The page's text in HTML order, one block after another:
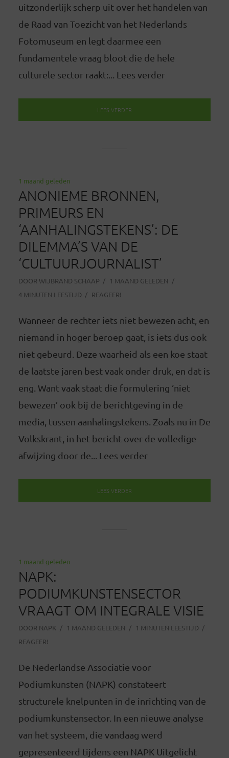
uitzonderlijk scherp uit over het handelen van
de Raad van Toezicht van het Nederlands
Fotomuseum en legt daarmee een
fundamentele vraag bloot die de hele
culturele sector raakt:... Lees verder
LEES VERDER
1 maand geleden
ANONIEME BRONNEN,
PRIMEURS EN
‘AANHALINGSTEKENS’: DE
DILEMMA’S VAN DE
‘CULTUURJOURNALIST’
DOOR WIJBRAND SCHAAP
1 MAAND GELEDEN
4 MINUTEN LEESTIJD
REAGEER!
Wanneer de rechter iets niet bewezen acht, en
niemand in hoger beroep gaat, is iets dus ook
niet gebeurd. Deze waarheid als een koe staat
de laatste jaren best vaak onder druk, en dat is
eng. Want vaak staat die formulering ‘niet
bewezen’ ook bij de berichtgeving in de
media, tussen aanhalingstekens. Zoals nu in De
Volkskrant, in het bericht over de volledige
afwijzing door de... Lees verder
LEES VERDER
1 maand geleden
NAPK:
PODIUMKUNSTENSECTOR
VRAAGT OM INTEGRALE VISIE
DOOR NAPK 1 MAAND GELEDEN
1 MINUTEN LEESTIJD
REAGEER!
De Nederlandse Associatie voor
Podiumkunsten (NAPK) constateert
structurele knelpunten in de inrichting van de
podiumkunstensector. In een nieuwe analyse
van het systeem, die vandaag werd
gepresenteerd tijdens een NAPK Uitgelicht